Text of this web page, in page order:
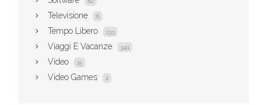
Televisione 6
Tempo Libero 133
Viaggi E Vacanze 341
Video 15
Video Games 2